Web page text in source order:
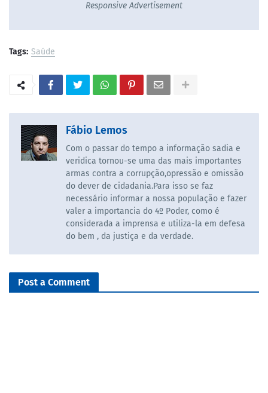
Responsive Advertisement
Tags: Saúde
Fábio Lemos
Com o passar do tempo a informação sadia e
veridica tornou-se uma das mais importantes
armas contra a corrupção,opressão e omissão
do dever de cidadania.Para isso se faz
necessário informar a nossa população e fazer
valer a importancia do 4º Poder, como é
considerada a imprensa e utiliza-la em defesa
do bem , da justiça e da verdade.
Post a Comment